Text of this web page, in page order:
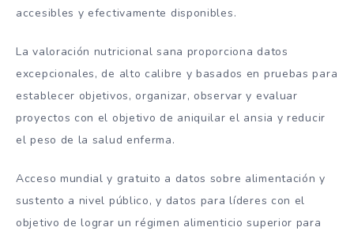
accesibles y efectivamente disponibles.
La valoración nutricional sana proporciona datos
excepcionales, de alto calibre y basados en pruebas para
establecer objetivos, organizar, observar y evaluar
proyectos con el objetivo de aniquilar el ansia y reducir
el peso de la salud enferma.
Acceso mundial y gratuito a datos sobre alimentación y
sustento a nivel público, y datos para líderes con el
objetivo de lograr un régimen alimenticio superior para